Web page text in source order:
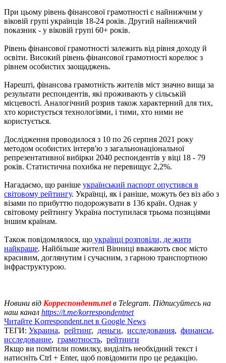
При цьому рівень фінансової грамотності є найнижчим у
віковій групі українців 18-24 років. Другий найнижчий
показник - у віковій групі 60+ років.
Рівень фінансової грамотності залежить від рівня доходу й
освіти. Високий рівень фінансової грамотності корелює з
рівнем особистих заощаджень.
Нарешті, фінансова грамотність жителів міст значно вища за
результати респондентів, які проживають у сільській
місцевості. Аналогічний розрив також характерний для тих,
хто користується технологіями, і тими, хто ними не
користується.
Дослідження проводилося з 10 по 26 серпня 2021 року
методом особистих інтерв'ю з загальнонаціональної
репрезентативної вибірки 2040 респондентів у віці 18 - 79
років. Статистична похибка не перевищує 2,2%.
Нагадаємо, що раніше український паспорт опустився в
світовому рейтингу. Українці, як і раніше, можуть без віз або з
візами по прибуттю подорожувати в 136 країн. Однак у
світовому рейтингу Україна поступилася трьома позиціями
іншим країнам.
Також повідомлялося, що українці розповіли, де жити
найкраще. Найбільше жителі Вінниці вважають своє місто
красивим, доглянутим і сучасним, з гарною транспортною
інфраструктурою.
Новини від Корреспондент.netв Telegram. Підписуйтесь на
наш канал https://t.me/korrespondentnet
Читайте Korrespondent.net в Google News
ТЕГИ: Украина, рейтинг, деньги, исследования, финансы,
исследование, грамотность, рейтинги
Якщо ви помітили помилку, виділіть необхідний текст і
натисніть Ctrl + Enter, щоб повідомити про це редакцію.